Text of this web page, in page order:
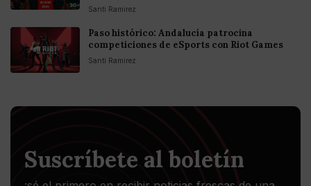
Santi Ramirez
Paso histórico: Andalucía patrocina
competiciones de eSports con Riot Games
Santi Ramirez
Suscríbete al boletín